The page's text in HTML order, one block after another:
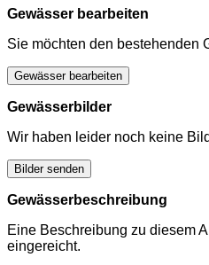
Gewässer bearbeiten
Sie möchten den bestehenden
Gewässer bearbeiten
Gewässerbilder
Wir haben leider noch keine
Bilder senden
Gewässerbeschreibung
Eine Beschreibung zu diesem
eingereicht.